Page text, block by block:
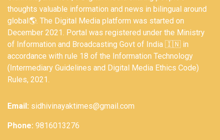
thoughts valuable information and news in bilingual around
global🌎. The Digital Media platform was started on
December 2021. Portal was registered under the Ministry
of Information and Broadcasting Govt of India 🇮🇳 in
accordance with rule 18 of the Information Technology
(Intermediary Guidelines and Digital Media Ethics Code)
Rules, 2021.
Email: sidhivinayaktimes@gmail.com
Phone: 9816013276